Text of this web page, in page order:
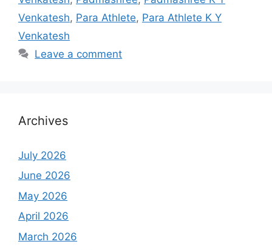
Venkatesh, Para Athlete, Para Athlete K Y
Venkatesh
Leave a comment
Archives
July 2026
June 2026
May 2026
April 2026
March 2026